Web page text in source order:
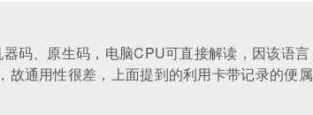
码、原生码，电脑CPU可直接解读，因该语言
故通用性很差，上面提到的利用卡带记录的便属